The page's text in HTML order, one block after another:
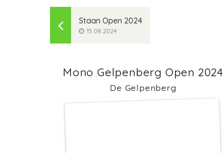
Staan Open 2024
15.08.2024
Mono Gelpenberg Open 2024
De Gelpenberg